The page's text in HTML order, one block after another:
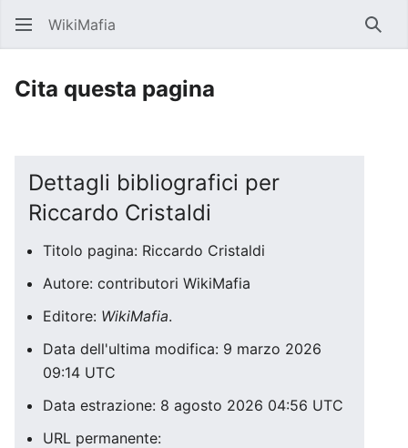
WikiMafia
Cita questa pagina
Dettagli bibliografici per
Riccardo Cristaldi
Titolo pagina: Riccardo Cristaldi
Autore: contributori WikiMafia
Editore: WikiMafia.
Data dell'ultima modifica: 9 marzo 2026
09:14 UTC
Data estrazione: 8 agosto 2026 04:56 UTC
URL permanente: